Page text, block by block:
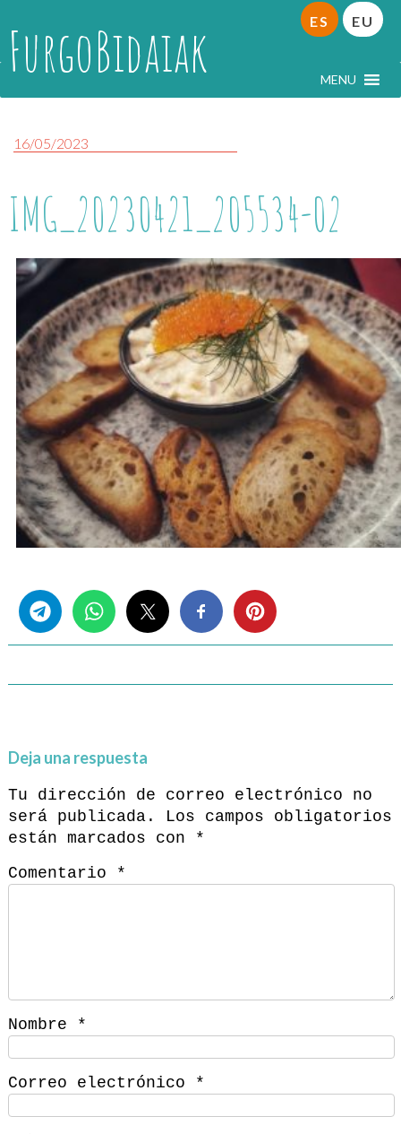
FurgoBidaiak MENU
ES EU
16/05/2023
IMG_20230421_205534-02
Deja una respuesta
Tu dirección de correo electrónico no
será publicada.
Los campos obligatorios
están marcados con
*
Comentario
*
Nombre *
Correo electrónico *